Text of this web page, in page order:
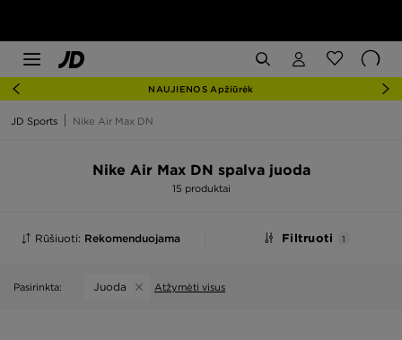
NAUJIENOS Apžiūrėk
JD Sports Nike Air Max DN
Nike Air Max DN spalva juoda
15 produktai
Rūšiuoti: Rekomenduojama Filtruoti 1
Pasirinkta: Juoda Atžymėti visus